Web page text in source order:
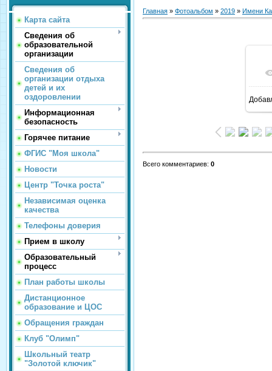
Карта сайта
Сведения об
образовательной
организации
Сведения об
организации отдыха
детей и их
оздоровлении
Информационная
безопасность
Горячее питание
ФГИС "Моя школа"
Новости
Центр "Точка роста"
Независимая оценка
качества
Телефоны доверия
Прием в школу
Образовательный
процесс
План работы школы
Дистанционное
образование и ЦОС
Обращения граждан
Клуб "Олимп"
Школьный театр
"Золотой ключик"
Главная » Фотоальбом » 2019 » Имени
Всего комментариев: 0